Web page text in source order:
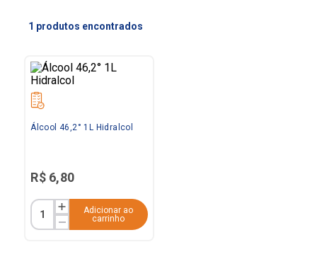
1
Álcool 46,2° 1L Hidralcol
R$ 6,80
Adicionar ao
carrinho